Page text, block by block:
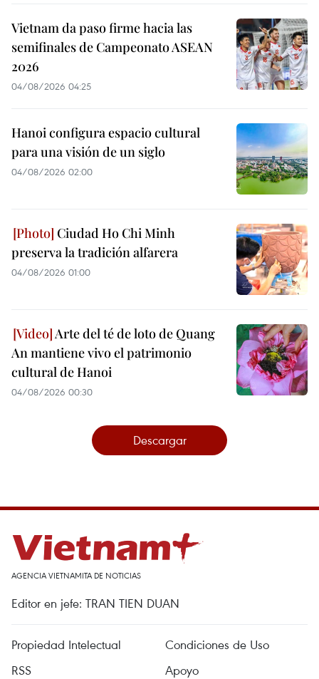
Vietnam da paso firme hacia las
semifinales de Campeonato ASEAN
2026
04/08/2026 04:25
Hanoi configura espacio cultural
para una visión de un siglo
04/08/2026 02:00
Ciudad Ho Chi Minh
preserva la tradición alfarera
04/08/2026 01:00
Arte del té de loto de Quang
An mantiene vivo el patrimonio
cultural de Hanoi
04/08/2026 00:30
Descargar
AGENCIA VIETNAMITA DE NOTICIAS
Editor en jefe: TRAN TIEN DUAN
Propiedad Intelectual
Condiciones de Uso
RSS
Apoyo